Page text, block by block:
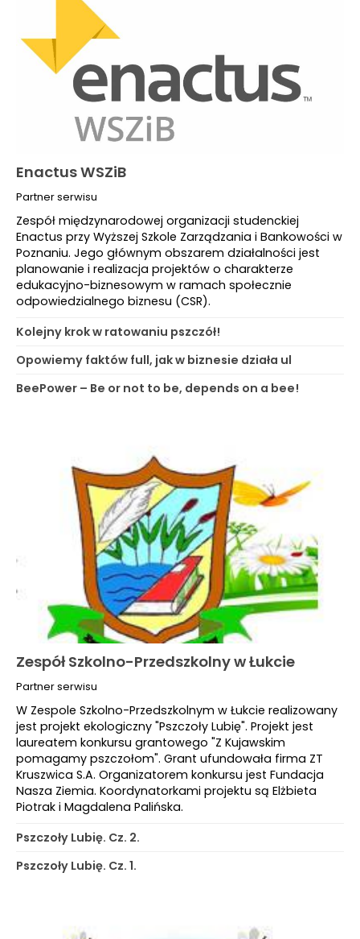
Enactus WSZiB
Partner serwisu
Zespół międzynarodowej organizacji studenckiej
Enactus przy Wyższej Szkole Zarządzania i Bankowości w
Poznaniu. Jego głównym obszarem działalności jest
planowanie i realizacja projektów o charakterze
edukacyjno-biznesowym w ramach społecznie
odpowiedzialnego biznesu (CSR).
Kolejny krok w ratowaniu pszczół!
Opowiemy faktów full, jak w biznesie działa ul
BeePower – Be or not to be, depends on a bee!
Zespół Szkolno-Przedszkolny w Łukcie
Partner serwisu
W Zespole Szkolno-Przedszkolnym w Łukcie realizowany
jest projekt ekologiczny "Pszczoły Lubię". Projekt jest
laureatem konkursu grantowego "Z Kujawskim
pomagamy pszczołom". Grant ufundowała firma ZT
Kruszwica S.A. Organizatorem konkursu jest Fundacja
Nasza Ziemia. Koordynatorkami projektu są Elżbieta
Piotrak i Magdalena Palińska.
Pszczoły Lubię. Cz. 2.
Pszczoły Lubię. Cz. 1.